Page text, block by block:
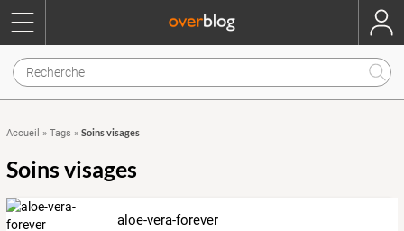
Accueil » Tags » Soins visages
Soins visages
aloe-vera-forever